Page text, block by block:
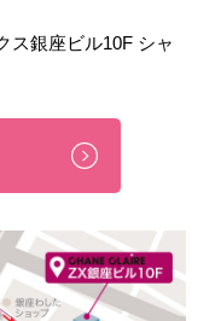
ス銀座ビル10F シャ